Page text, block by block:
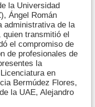
la Universidad
Ángel Román
administrativa de la
quien transmitió el
el compromiso de
de profesionales de
la
en
Bermúdez Flores,
la UAE, Alejandro